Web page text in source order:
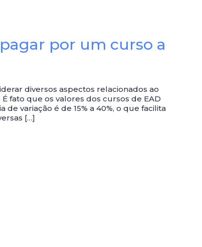
por um curso a
diversos aspectos relacionados ao
fato que os valores dos cursos de EAD
de variação é de 15% a 40%, o que facilita
[…]